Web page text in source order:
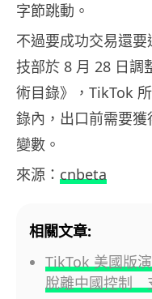
字節跳動。
不過要成功交易還
技部於 8 月 28 日調
術目錄》，TikTok
錄內，出口前需要
變數。
來源： cnbeta
相關文章:
TikTok 美國版
脫離中國控制